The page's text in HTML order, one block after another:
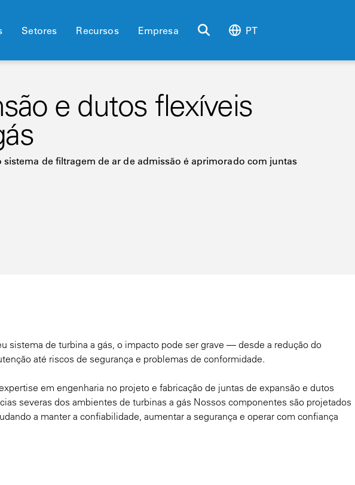
Setores Recursos Empresa PT
e dutos flexíveis
de filtragem de ar de admissão é aprimorado com juntas
sistema de turbina a gás, o impacto pode ser grave — desde a redução do
até riscos de segurança e problemas de conformidade.
em engenharia no projeto e fabricação de juntas de expansão e dutos
severas dos ambientes de turbinas a gás Nossos componentes são projetados
a manter a confiabilidade, aumentar a segurança e operar com confiança